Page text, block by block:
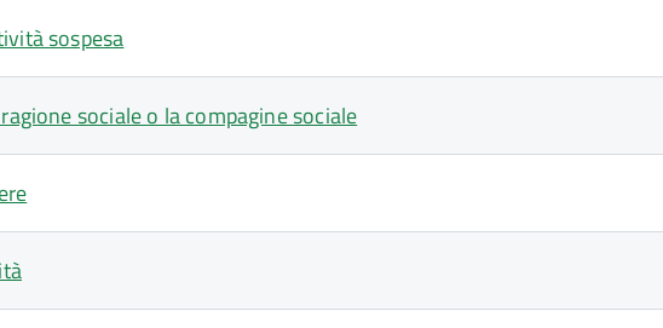
sospesa
sociale o la compagine sociale